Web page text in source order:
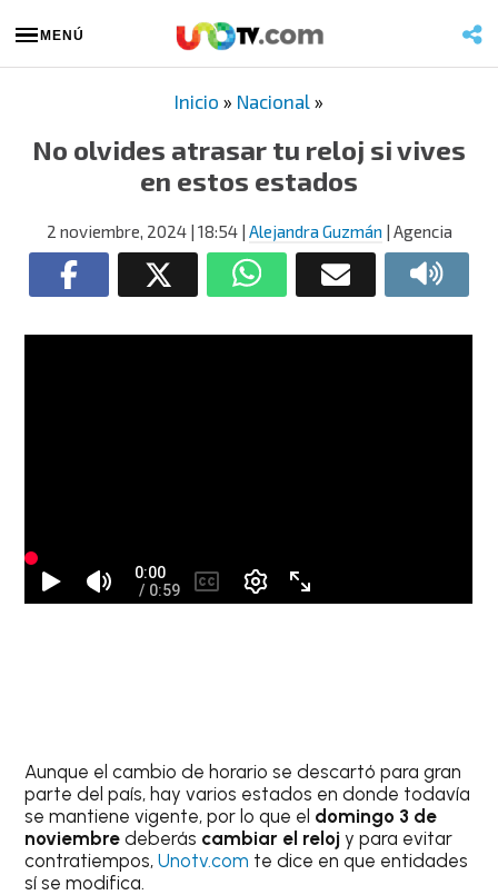
MENÚ
Inicio » Nacional »
No olvides atrasar tu reloj si vives
en estos estados
2 noviembre, 2024| 18:54| Alejandra Guzmán | Agencia
Aunque el cambio de horario se descartó para gran
parte del país, hay varios estados en donde todavía
se mantiene vigente, por lo que el domingo 3 de
noviembre deberás cambiar el reloj y para evitar
contratiempos,Unotv.com te dice en que entidades
sí se modifica.